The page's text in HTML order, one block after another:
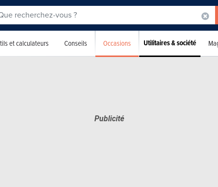
et calculateurs Conseils Occasions Utilitaires & société